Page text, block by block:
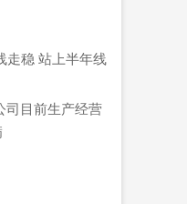
走稳 站上半年线
司目前生产经营